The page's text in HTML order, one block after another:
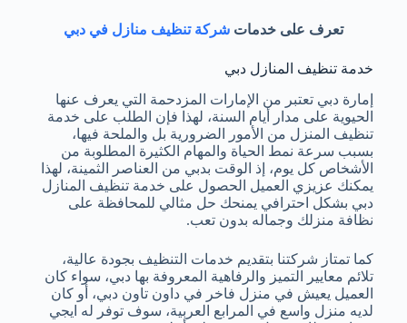
تعرف على خدمات شركة تنظيف منازل في دبي
خدمة تنظيف المنازل دبي
إمارة دبي تعتبر من الإمارات المزدحمة التي يعرف عنها
الحيوية على مدار أيام السنة، لهذا فإن الطلب على خدمة
تنظيف المنزل من الأمور الضرورية بل والملحة فيها،
بسبب سرعة نمط الحياة والمهام الكثيرة المطلوبة من
الأشخاص كل يوم، إذ الوقت بدبي من العناصر الثمينة، لهذا
يمكنك عزيزي العميل الحصول على خدمة تنظيف المنازل
دبي بشكل احترافي يمنحك حل مثالي للمحافظة على
نظافة منزلك وجماله بدون تعب.
كما تمتاز شركتنا بتقديم خدمات التنظيف بجودة عالية،
تلائم معايير التميز والرفاهية المعروفة بها دبي، سواء كان
العميل يعيش في منزل فاخر في داون تاون دبي، أو كان
لديه منزل واسع في المرابع العربية، سوف توفر له ايجي